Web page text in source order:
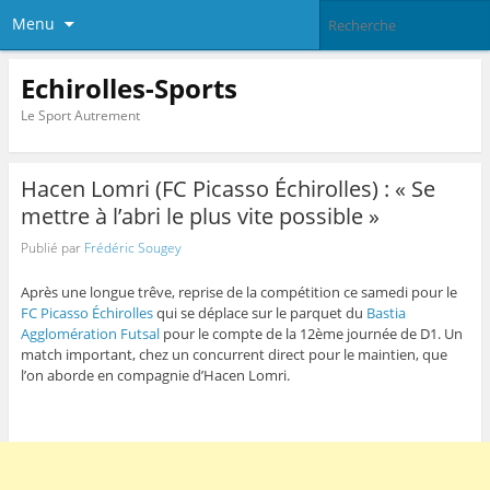
Menu
Echirolles-Sports
Le Sport Autrement
Hacen Lomri (FC Picasso Échirolles) : « Se
mettre à l’abri le plus vite possible »
Publié par Frédéric Sougey
Après une longue trêve, reprise de la compétition ce samedi pour le
FC Picasso Échirollesqui se déplace sur le parquet du Bastia
Agglomération Futsalpour le compte de la 12ème journée de D1. Un
match important, chez un concurrent direct pour le maintien, que
l’on aborde en compagnie d’Hacen Lomri.